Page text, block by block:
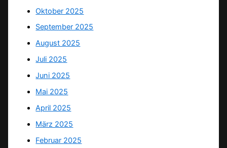
Oktober 2025
September 2025
August 2025
Juli 2025
Juni 2025
Mai 2025
April 2025
März 2025
Februar 2025